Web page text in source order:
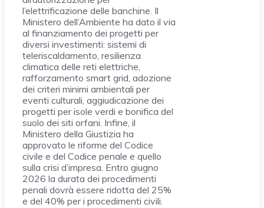
l’elettrificazione delle banchine. Il
Ministero dell’Ambiente ha dato il via
al finanziamento dei progetti per
diversi investimenti: sistemi di
teleriscaldamento, resilienza
climatica delle reti elettriche,
rafforzamento smart grid, adozione
dei criteri minimi ambientali per
eventi culturali, aggiudicazione dei
progetti per isole verdi e bonifica del
suolo dei siti orfani. Infine, il
Ministero della Giustizia ha
approvato le riforme del Codice
civile e del Codice penale e quello
sulla crisi d’impresa. Entro giugno
2026 la durata dei procedimenti
penali dovrà essere ridotta del 25%
e del 40% per i procedimenti civili.